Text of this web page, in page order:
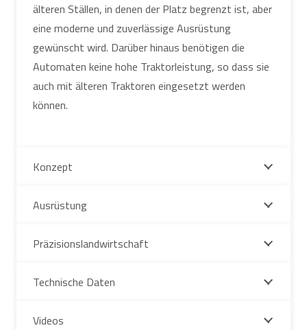
älteren Ställen, in denen der Platz begrenzt ist, aber
eine moderne und zuverlässige Ausrüstung
gewünscht wird. Darüber hinaus benötigen die
Automaten keine hohe Traktorleistung, so dass sie
auch mit älteren Traktoren eingesetzt werden
können.
Konzept
Ausrüstung
Präzisionslandwirtschaft
Technische Daten
Videos